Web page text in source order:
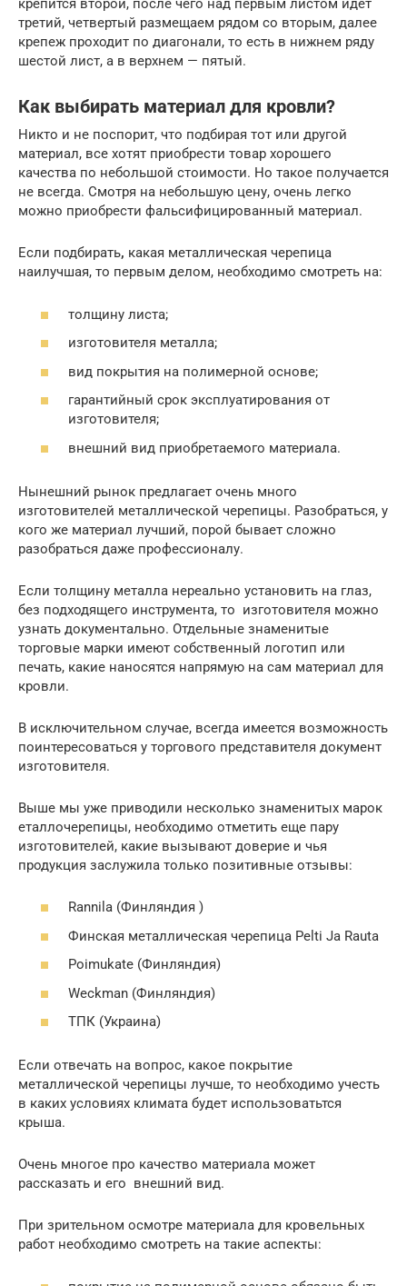
крепится второй, после чего над первым листом идет
третий, четвертый размещаем рядом со вторым, далее
крепеж проходит по диагонали, то есть в нижнем ряду
шестой лист, а в верхнем — пятый.
Как выбирать материал для кровли?
Никто и не поспорит, что подбирая тот или другой
материал, все хотят приобрести товар хорошего
качества по небольшой стоимости. Но такое получается
не всегда. Смотря на небольшую цену, очень легко
можно приобрести фальсифицированный материал.
Если подбирать, какая металлическая черепица
наилучшая, то первым делом, необходимо смотреть на:
толщину листа;
изготовителя металла;
вид покрытия на полимерной основе;
гарантийный срок эксплуатирования от
изготовителя;
внешний вид приобретаемого материала.
Нынешний рынок предлагает очень много
изготовителей металлической черепицы. Разобраться, у
кого же материал лучший, порой бывает сложно
разобраться даже профессионалу.
Если толщину металла нереально установить на глаз,
без подходящего инструмента, то изготовителя можно
узнать документально. Отдельные знаменитые
торговые марки имеют собственный логотип или
печать, какие наносятся напрямую на сам материал для
кровли.
В исключительном случае, всегда имеется возможность
поинтересоваться у торгового представителя документ
изготовителя.
Выше мы уже приводили несколько знаменитых марок
еталлочерепицы, необходимо отметить еще пару
изготовителей, какие вызывают доверие и чья
продукция заслужила только позитивные отзывы:
Rannila (Финляндия )
Финская металлическая черепица Pelti Ja Rauta
Poimukate (Финляндия)
Weckman (Финляндия)
ТПК (Украина)
Если отвечать на вопрос, какое покрытие
металлической черепицы лучше, то необходимо учесть
в каких условиях климата будет использоватьтся
крыша.
Очень многое про качество материала может
рассказать и его внешний вид.
При зрительном осмотре материала для кровельных
работ необходимо смотреть на такие аспекты: